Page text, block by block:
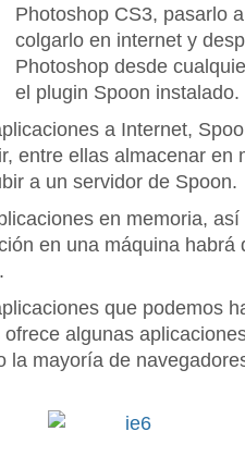
Photoshop CS3, pasarlo
colgarlo en internet y
Photoshop desde
el plugin Spoon instalado.
a Internet,
entre ellas almacenar en
a un servidor de Spoon.
en memoria,
en una máquina habrá
que podemos
algunas
la mayoría de